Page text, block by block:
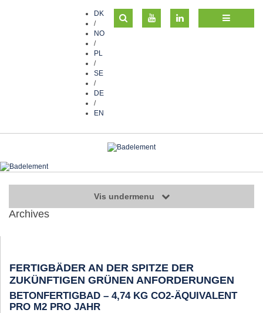
DK
/
NO
/
PL
/
SE
/
DE
/
EN
Vis undermenu
Archives
FERTIGBÄDER AN DER SPITZE DER
ZUKÜNFTIGEN GRÜNEN ANFORDERUNGEN
BETONFERTIGBAD – 4,74 KG CO2-ÄQUIVALENT
PRO M2 PRO JAHR